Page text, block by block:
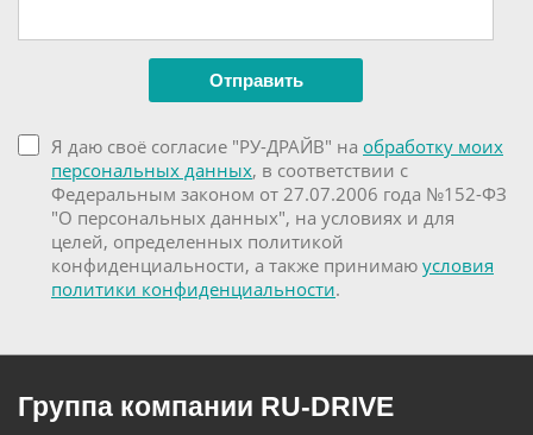
Я даю своё согласие "РУ-ДРАЙВ" на обработку моих
персональных данных, в соответствии с
Федеральным законом от 27.07.2006 года №152-ФЗ
"О персональных данных", на условиях и для
целей, определенных политикой
конфиденциальности, а также принимаю условия
политики конфиденциальности.
Группа компании RU-DRIVE